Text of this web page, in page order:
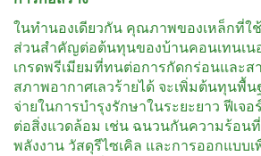
ในทำนองเดียวกัน คุณภาพของเหล็กที่ใ
ส่วนสำคัญต่อต้นทุนของบ้านคอนเทนเน
เกรดพรีเมียมที่ทนต่อการกัดกร่อนและ
สภาพอากาศเลวร้ายได้ จะเพิ่มต้นทุนพื้
จ่ายในการบำรุงรักษาในระยะยาว ฟีเจ
ต่อสิ่งแวดล้อม เช่น ฉนวนกันความร้อน
พลังงาน วัสดุรีไซเคิล และการออกแบบ